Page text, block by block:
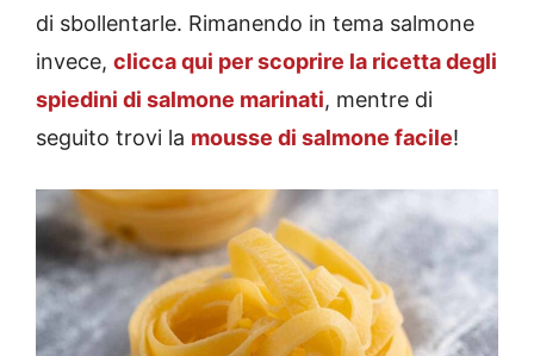
di sbollentarle. Rimanendo in tema salmone
invece, clicca qui per scoprire la ricetta degli
spiedini di salmone marinati, mentre di
seguito trovi la mousse di salmone facile!